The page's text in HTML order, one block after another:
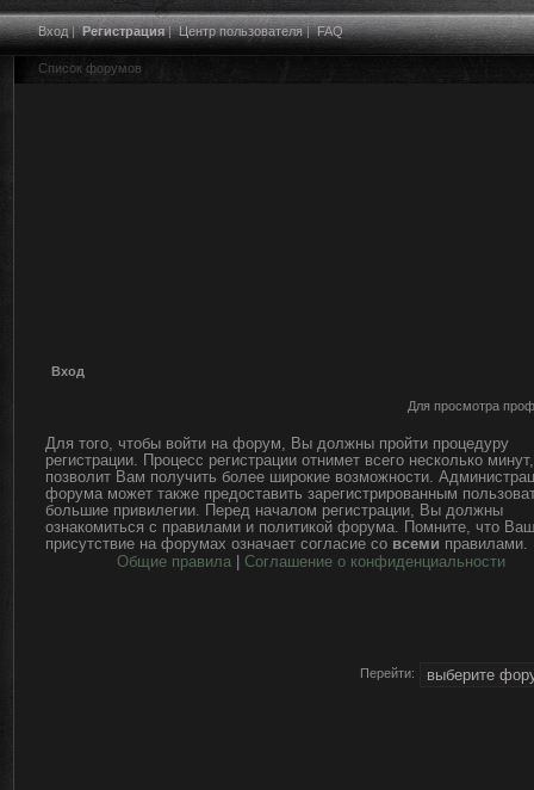
Вход|Регистрация|Центр пользователя|FAQ
Список форумов
Вход
Для просмотра
Для того, чтобы войти на форум, Вы должны пройти процедуру
регистрации. Процесс регистрации отнимет всего несколько
позволит Вам получить более широкие возможности.
форума может также предоставить зарегистрированным
большие привилегии. Перед началом регистрации, Вы должны
ознакомиться с правилами и политикой форума. Помните, что
присутствие на форумах означает согласие со всеми правилами.
Общие правила
Соглашение о конфиденциальности
Перейти: